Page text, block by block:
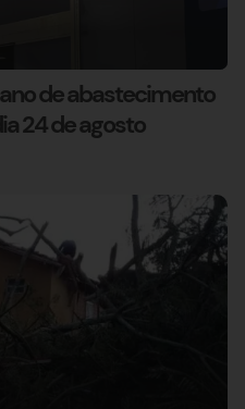
de abastecimento
24 de agosto